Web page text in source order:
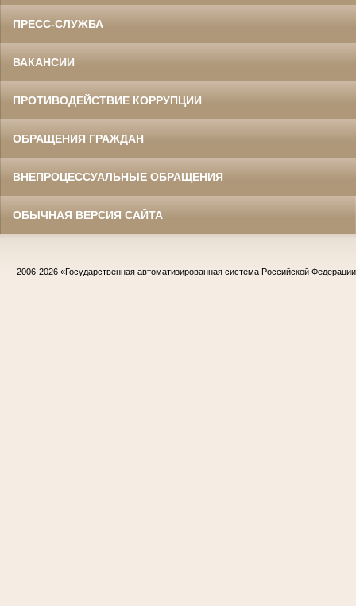
ПРЕСС-СЛУЖБА
ВАКАНСИИ
ПРОТИВОДЕЙСТВИЕ КОРРУПЦИИ
ОБРАЩЕНИЯ ГРАЖДАН
ВНЕПРОЦЕССУАЛЬНЫЕ ОБРАЩЕНИЯ
ОБЫЧНАЯ ВЕРСИЯ САЙТА
2006-2026 «Государственная автоматизированная система Российской